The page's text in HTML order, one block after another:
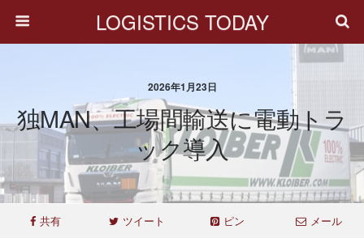
LOGISTICS TODAY
2026年1月23日
独MAN、工場間輸送に電動トラ
ック導入
共有 ツイート ピン メール